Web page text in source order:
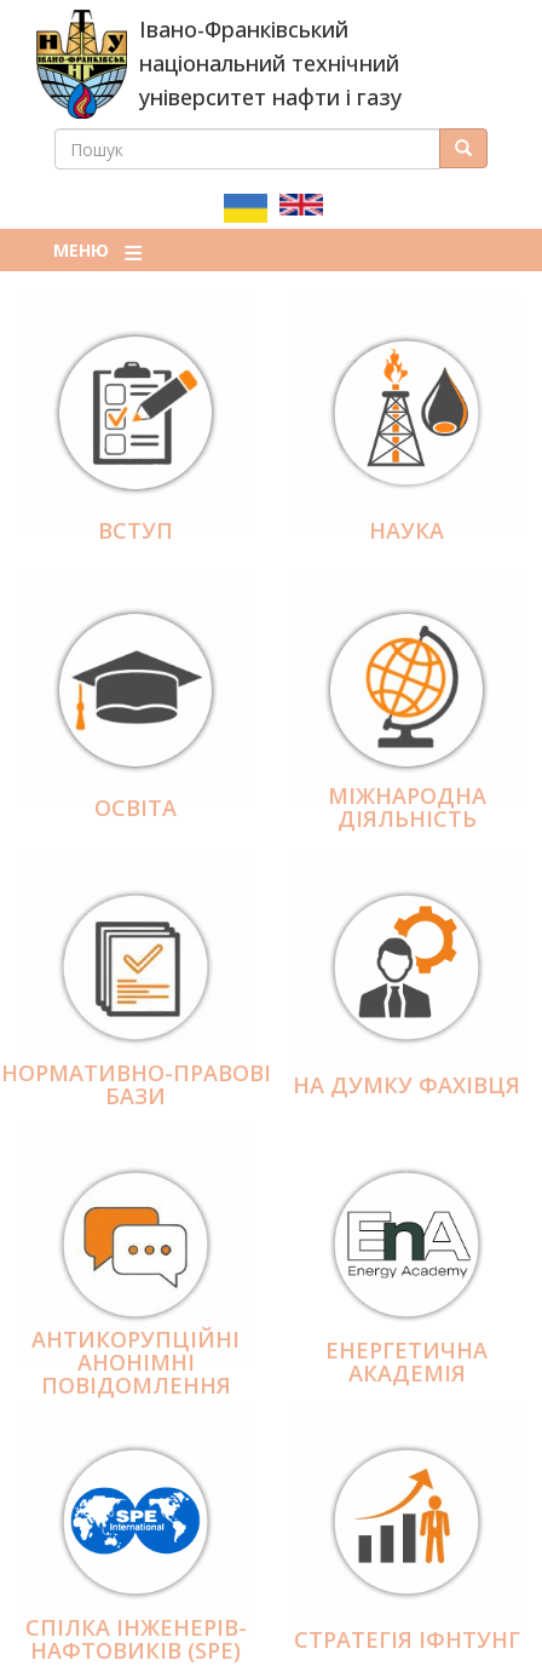
основного
вмісту
Івано-Франківський
національний технічний
університет нафти і газу
ПОШУКОВА
ПОШУК Пошук
МЕНЮ
ВСТУП НАУКА
ОСВІТА МІЖНАРОДНА
ДІЯЛЬНІCТЬ
НОРМАТИВНО-ПРАВОВІ
БАЗИ НА ДУМКУ ФАХІВЦЯ
АНТИКОРУПЦІЙНІ
АНОНІМНІ
ПОВІДОМЛЕННЯ
ЕНЕРГЕТИЧНА
АКАДЕМІЯ
СПІЛКА ІНЖЕНЕРІВ-
НАФТОВИКІВ (SPE) СТРАТЕГІЯ ІФНТУНГ